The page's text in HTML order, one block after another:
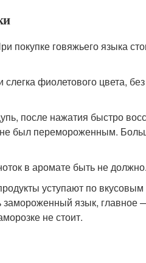
покупке говяжьего языка
фиолетового цвета,
после нажатия быстро
был перемороженным.
в аромате быть не должно.
уступают по
язык, главное
не стоит.